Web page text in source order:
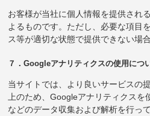
お客様が当社に個人情報を提供され
よるものです。ただし、必要な項目
ス等が適切な状態で提供できない場
７．Googleアナリティクスの使用につ
当サイトでは、より良いサービスの
上のため、Googleアナリティクス
などのデータ収集および解析を行っ